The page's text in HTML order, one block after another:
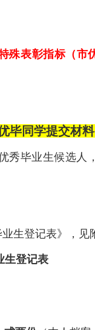
殊表彰指标（市
毕同学提交材
秀毕业生候选人
业生登记表》，见
生登记表